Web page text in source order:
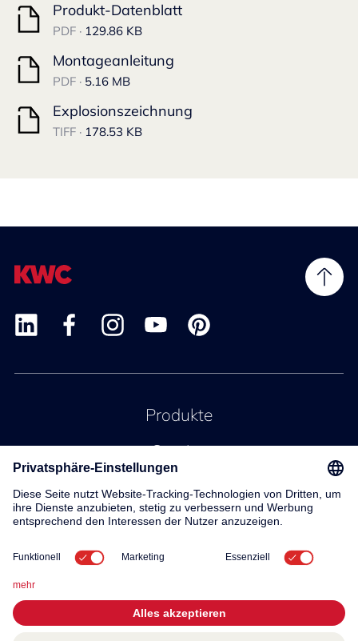
Produkt-Datenblatt
PDF · 129.86 KB
Montageanleitung
PDF · 5.16 MB
Explosionszeichnung
TIFF · 178.53 KB
Produkte
Service
Kontakt
Über uns